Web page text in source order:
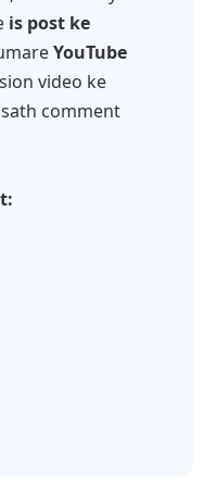
is post ke
YouTube
video ke
comment